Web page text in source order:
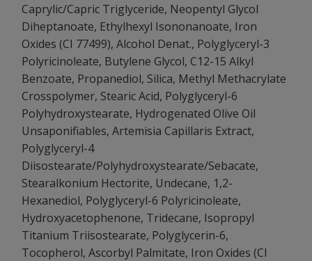
Caprylic/Capric Triglyceride, Neopentyl Glycol
Diheptanoate, Ethylhexyl Isononanoate, Iron
Oxides (CI 77499), Alcohol Denat., Polyglyceryl-3
Polyricinoleate, Butylene Glycol, C12-15 Alkyl
Benzoate, Propanediol, Silica, Methyl Methacrylate
Crosspolymer, Stearic Acid, Polyglyceryl-6
Polyhydroxystearate, Hydrogenated Olive Oil
Unsaponifiables, Artemisia Capillaris Extract,
Polyglyceryl-4
Diisostearate/Polyhydroxystearate/Sebacate,
Stearalkonium Hectorite, Undecane, 1,2-
Hexanediol, Polyglyceryl-6 Polyricinoleate,
Hydroxyacetophenone, Tridecane, Isopropyl
Titanium Triisostearate, Polyglycerin-6,
Tocopherol, Ascorbyl Palmitate, Iron Oxides (CI